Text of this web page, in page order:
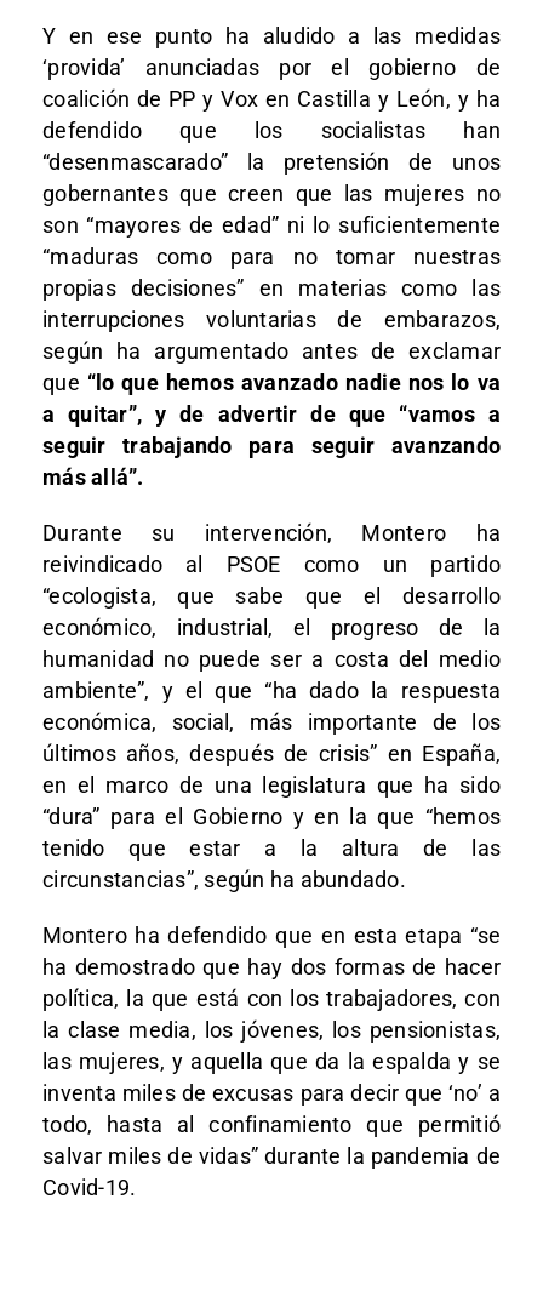
Y en ese punto ha aludido a las medidas
‘provida’ anunciadas por el gobierno de
coalición de PP y Vox en Castilla y León, y ha
defendido que los socialistas han
“desenmascarado” la pretensión de unos
gobernantes que creen que las mujeres no
son “mayores de edad” ni lo suficientemente
“maduras como para no tomar nuestras
propias decisiones” en materias como las
interrupciones voluntarias de embarazos,
según ha argumentado antes de exclamar
que “lo que hemos avanzado nadie nos lo va
a quitar”, y de advertir de que “vamos a
seguir trabajando para seguir avanzando
más allá”.
Durante su intervención, Montero ha
reivindicado al PSOE como un partido
“ecologista, que sabe que el desarrollo
económico, industrial, el progreso de la
humanidad no puede ser a costa del medio
ambiente”, y el que “ha dado la respuesta
económica, social, más importante de los
últimos años, después de crisis” en España,
en el marco de una legislatura que ha sido
“dura” para el Gobierno y en la que “hemos
tenido que estar a la altura de las
circunstancias”, según ha abundado.
Montero ha defendido que en esta etapa “se
ha demostrado que hay dos formas de hacer
política, la que está con los trabajadores, con
la clase media, los jóvenes, los pensionistas,
las mujeres, y aquella que da la espalda y se
inventa miles de excusas para decir que ‘no’ a
todo, hasta al confinamiento que permitió
salvar miles de vidas” durante la pandemia de
Covid-19.